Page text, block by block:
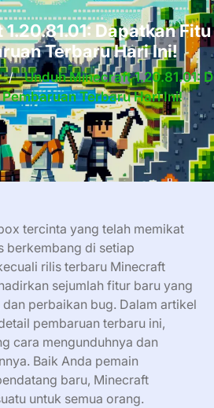
Dapatkan Fitu
Terbaru Hari Ini!
/ Unduh Minecraft 1.20.81.01: D
Terbaru Hari Ini!
tercinta yang telah memikat
berkembang di setiap
rilis terbaru Minecraft
sejumlah fitur baru yang
perbaikan bug. Dalam artikel
pembaruan terbaru ini,
cara mengunduhnya dan
Baik Anda pemain
baru, Minecraft
untuk semua orang.